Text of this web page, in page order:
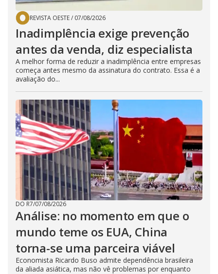
REVISTA OESTE/ 07/08/2026
Inadimplência exige prevenção
antes da venda, diz especialista
A melhor forma de reduzir a inadimplência entre empresas
começa antes mesmo da assinatura do contrato. Essa é a
avaliação do...
DO R7/07/08/2026
Análise: no momento em que o
mundo teme os EUA, China
torna-se uma parceira viável
Economista Ricardo Buso admite dependência brasileira
da aliada asiática, mas não vê problemas por enquanto